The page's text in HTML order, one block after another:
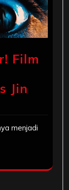
Film
Jin
menjadi